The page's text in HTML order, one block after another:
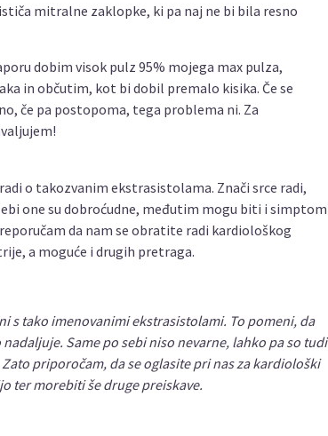
mitralne zaklopke, ki pa naj ne bi bila resno
dobim visok pulz 95% mojega max pulza,
in občutim, kot bi dobil premalo kisika. Če se
če pa postopoma, tega problema ni. Za
o takozvanim ekstrasistolama. Znači srce radi,
one su dobroćudne, međutim mogu biti i simptom
da nam se obratite radi kardiološkog
a moguće i drugih pretraga.
s tako imenovanimi ekstrasistolami. To pomeni, da
Same po sebi niso nevarne, lahko pa so tudi
priporočam, da se oglasite pri nas za kardiološki
ter morebiti še druge preiskave.